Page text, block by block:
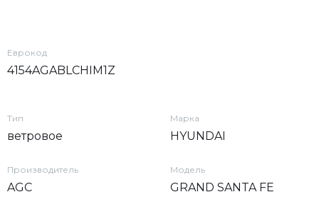
Еврокод
4154AGABLCHIM1Z
Тип
ветровое
Марка
HYUNDAI
Производитель
AGC
Модель
GRAND SANTA FE